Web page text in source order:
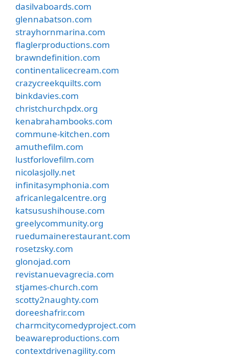
dasilvaboards.com
glennabatson.com
strayhornmarina.com
flaglerproductions.com
brawndefinition.com
continentalicecream.com
crazycreekquilts.com
binkdavies.com
christchurchpdx.org
kenabrahambooks.com
commune-kitchen.com
amuthefilm.com
lustforlovefilm.com
nicolasjolly.net
infinitasymphonia.com
africanlegalcentre.org
katsusushihouse.com
greelycommunity.org
ruedumainerestaurant.com
rosetzsky.com
glonojad.com
revistanuevagrecia.com
stjames-church.com
scotty2naughty.com
doreeshafrir.com
charmcitycomedyproject.com
beawareproductions.com
contextdrivenagility.com